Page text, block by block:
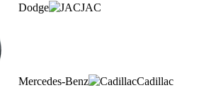
Dodge JAC
Mercedes-Benz Cadillac